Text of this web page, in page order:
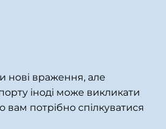
нові враження, але
іноді може викликати
потрібно спілкуватися